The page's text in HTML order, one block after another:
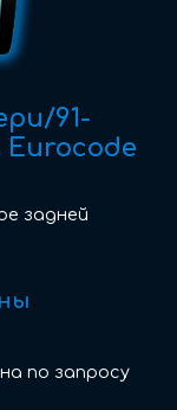
91-
Eurocode
задней
по запросу